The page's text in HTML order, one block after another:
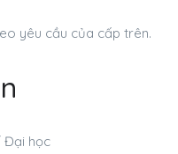
yêu cầu của cấp trên.
Đại học